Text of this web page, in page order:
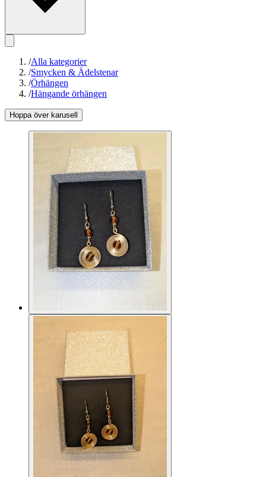
/Alla kategorier
/Smycken & Ädelstenar
/Örhängen
/Hängande örhängen
Hoppa över karusell